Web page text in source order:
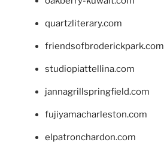
quartzliterary.com
friendsofbroderickpark.com
studiopiattellina.com
jannagrillspringfield.com
fujiyamacharleston.com
elpatronchardon.com